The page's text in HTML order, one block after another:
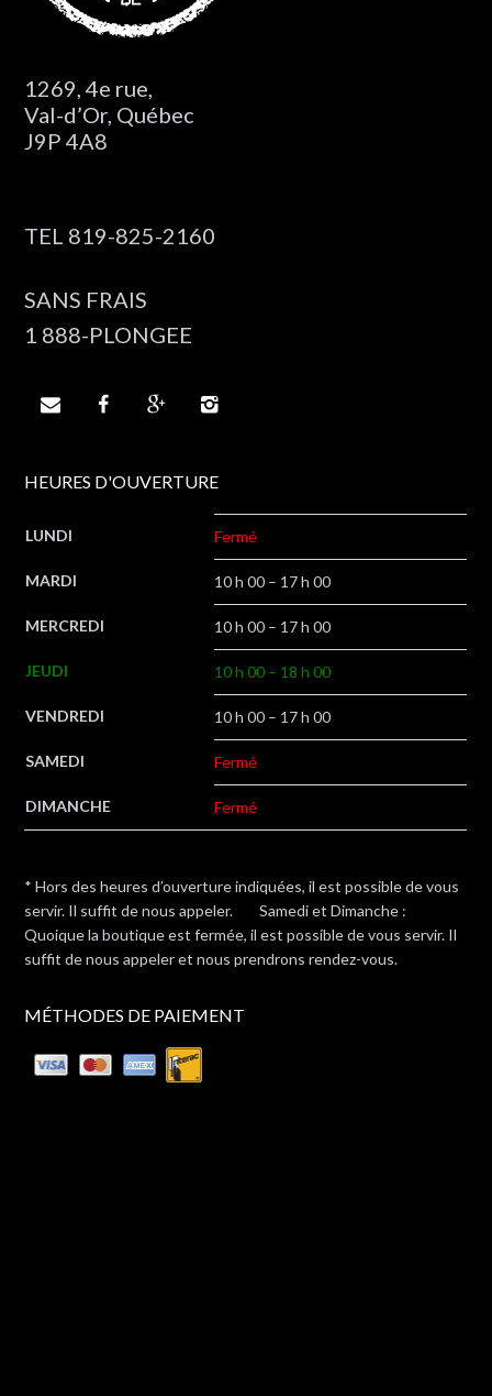
1269, 4e rue,
Val-d’Or, Québec
J9P 4A8
TEL 819-825-2160
SANS FRAIS
1 888-PLONGEE
   
HEURES D'OUVERTURE
LUNDI Fermé
MARDI 10 h 00 – 17 h 00
MERCREDI 10 h 00 – 17 h 00
JEUDI 10 h 00 – 18 h 00
VENDREDI 10 h 00 – 17 h 00
SAMEDI Fermé
DIMANCHE Fermé
* Hors des heures d’ouverture indiquées, il est possible de vous
servir. Il suffit de nous appeler. Samedi et Dimanche :
Quoique la boutique est fermée, il est possible de vous servir. Il
suffit de nous appeler et nous prendrons rendez-vous.
MÉTHODES DE PAIEMENT